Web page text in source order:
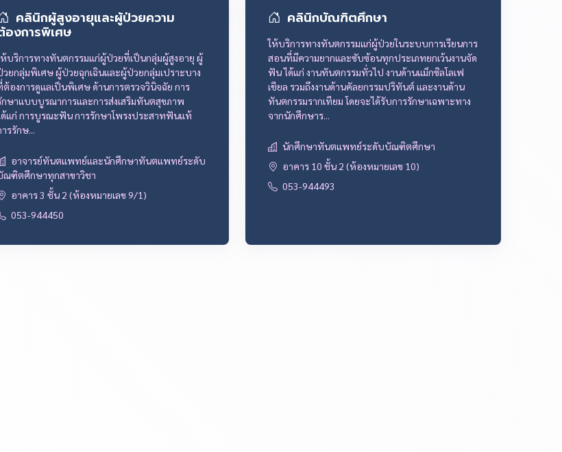
คลินิกผู้สูงอายุและผู้ป่วยความ
องการพิเศษ
บริการทางทันตกรรมแก่ผู้ป่วยที่เป็นกลุ่มผู้สูงอายุ ผู้
วยกลุ่มพิเศษ ผู้ป่วยฉุกเฉินและผู้ป่วยกลุ่มเปราะบาง
ต้องการดูแลเป็นพิเศษ ด้านการตรวจวินิจฉัย การ
กษาแบบบูรณาการและการส่งเสริมทันตสุขภาพ
แก่ การบูรณะฟัน การรักษาโพรงประสาทฟันแท้
รรักษ...
อาจารย์ทันตแพทย์และนักศึกษาทันตแพทย์ระดับ
ณฑิตศึกษาทุกสาขาวิชา
อาคาร 3 ชั้น 2 (ห้องหมายเลข 9/1)
053-944450
คลินิกบัณฑิตศึกษา
ให้บริการทางทันตกรรมแก่ผู้ป่วยในระบบการเรียนการ
สอนที่มีความยากและซับซ้อนทุกประเภทยกเว้นงานจัด
ฟัน ได้แก่ งานทันตกรรมทั่วไป งานด้านแม็กซิลโลเฟ
เชียล รวมถึงงานด้านคัลยกรรมปริทันต์ และงานด้าน
ทันตกรรมรากเทียม โดยจะได้รับการรักษาเฉพาะทาง
จากนักศึกษาร...
นักศึกษาทันตแพทย์ระดับบัณฑิตศึกษา
อาคาร 10 ชั้น 2 (ห้องหมายเลข 10)
053-944493